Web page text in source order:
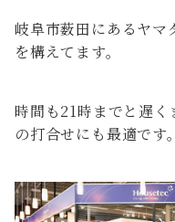
岐阜市薮田にあるヤマ
を構えてます。
時間も21時までと遅く
の打合せにも最適です。